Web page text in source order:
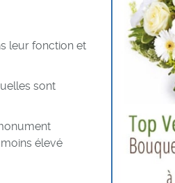
leur fonction et
sont
élevé